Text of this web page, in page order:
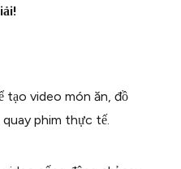
tạo video món ăn, đồ
quay phim thực tế.